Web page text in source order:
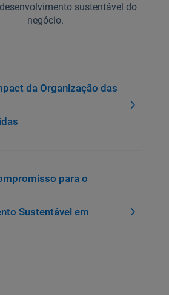
App Caixadirecta
sustentável do
negócio.
da Organização das
para o
Sustentável em